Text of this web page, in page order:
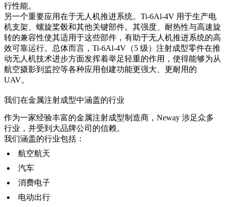
行性能。
另一个重要应用在于无人机推进系统。Ti-6Al-4V 用于生产电
机支架、螺旋桨毂和其他关键部件。其强度、耐热性与高速旋
转的兼容性使其适用于这些部件，有助于无人机推进系统的高
效可靠运行。总体而言，Ti-6Al-4V（5 级）注射成型零件在推
动无人机技术进步方面发挥着举足轻重的作用，使得能够为从
航空摄影到监控等各种应用创建功能更强大、更耐用的
UAV。
我们在金属注射成型中涵盖的行业
作为一家经验丰富的金属注射成型制造商，Neway 涉足众多
行业，并受到 大品牌公司 的信赖。
我们涵盖的行业包括：
航空航天
汽车
消费电子
电动出行